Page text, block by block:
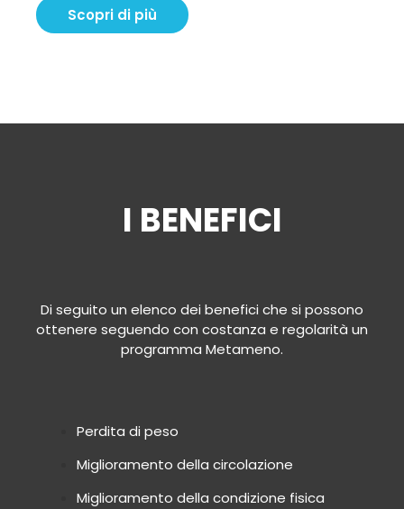
Scopri di più
I BENEFICI
Di seguito un elenco dei benefici che si possono
ottenere seguendo con costanza e regolarità un
programma Metameno.
Perdita di peso
Miglioramento della circolazione
Miglioramento della condizione fisica